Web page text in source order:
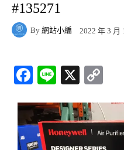
#135271
By 網站小編 2022 年 3 月
Fa
bo
ok
Li
X
y
Li